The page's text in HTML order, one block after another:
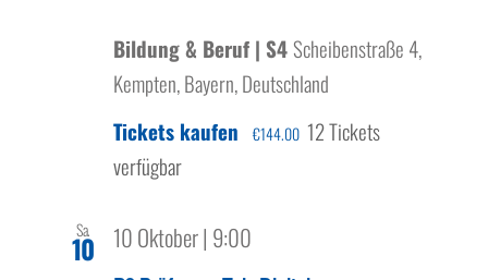
Bildung & Beruf | S4 Scheibenstraße 4,
Kempten, Bayern, Deutschland
Tickets kaufen
€144.00 12 Tickets
verfügbar
Sa.
10 10 Oktober | 9:00